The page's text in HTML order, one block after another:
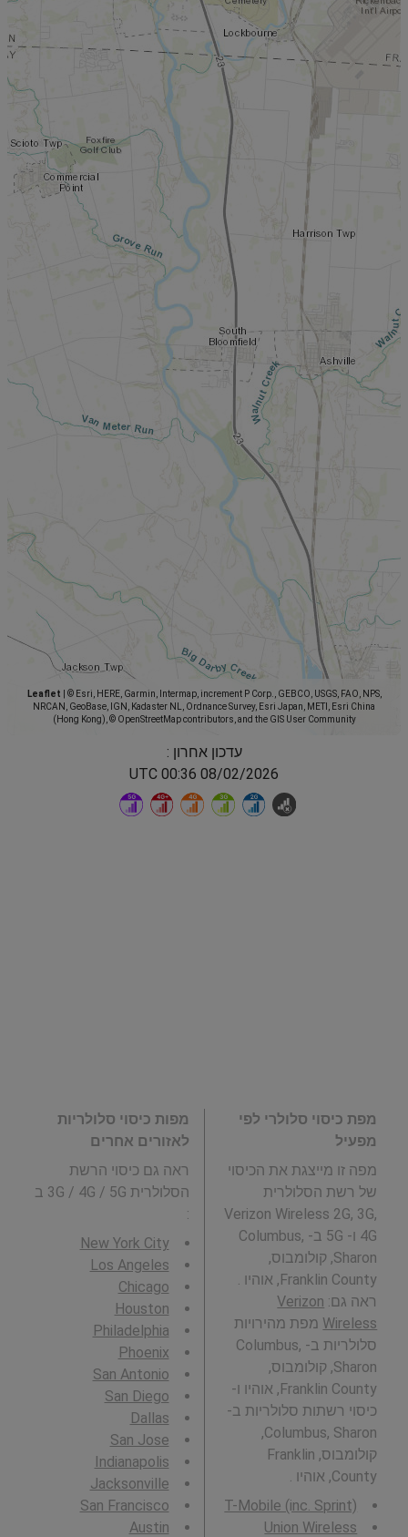
Leaflet
© Esri, HERE, Garmin, Intermap, increment P Corp., GEBCO, USGS, FAO, NPS,
NRCAN, GeoBase, IGN, Kadaster NL, Ordnance Survey, Esri Japan, METI, Esri China
(Hong Kong), © OpenStreetMap contributors, and the GIS User Community
עדכון אחרון :
08/02/2026 00:36 UTC
מפת כיסוי סלולרי לפי
מפעיל
מפה זו מייצגת את הכיסוי
של רשת הסלולרית
Verizon Wireless 2G, 3G,
4G ו- 5G ב- Columbus,
Sharon, קולומבוס,
Franklin County, אוהיו .
ראה גם: Verizon
Wireless מפת מהירויות
סלולריות ב- Columbus,
Sharon, קולומבוס,
Franklin County, אוהיו ו-
כיסוי רשתות סלולריות ב-
Columbus, Sharon,
קולומבוס, Franklin
County, אוהיו .
T-Mobile (inc. Sprint)
Union Wireless
מפות כיסוי סלולריות
לאזורים אחרים
ראה גם כיסוי הרשת
הסלולרית 3G / 4G / 5G ב
:
New York City
Los Angeles
Chicago
Houston
Philadelphia
Phoenix
San Antonio
San Diego
Dallas
San Jose
Indianapolis
Jacksonville
San Francisco
Austin